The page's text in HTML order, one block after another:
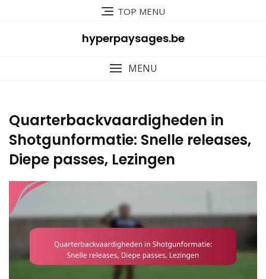
TOP MENU
hyperpaysages.be
MENU
Quarterbackvaardigheden in
Shotgunformatie: Snelle releases,
Diepe passes, Lezingen